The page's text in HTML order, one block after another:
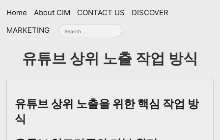
Skip
Home About CIM CONTACT US
DISCOVER
MARKETING
Search
for:
유튜브 상위 노출 작업 방식
유튜브 상위 노출을 위한 핵심 작업 방
식